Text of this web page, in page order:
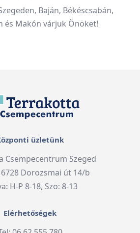
Baján, Békéscsabán,
és Makón várjuk Önöket!
üzletünk
Csempecentrum Szeged
6728 Dorozsmai út 14/b
H-P 8-18, Szo: 8-13
Elérhetőségek